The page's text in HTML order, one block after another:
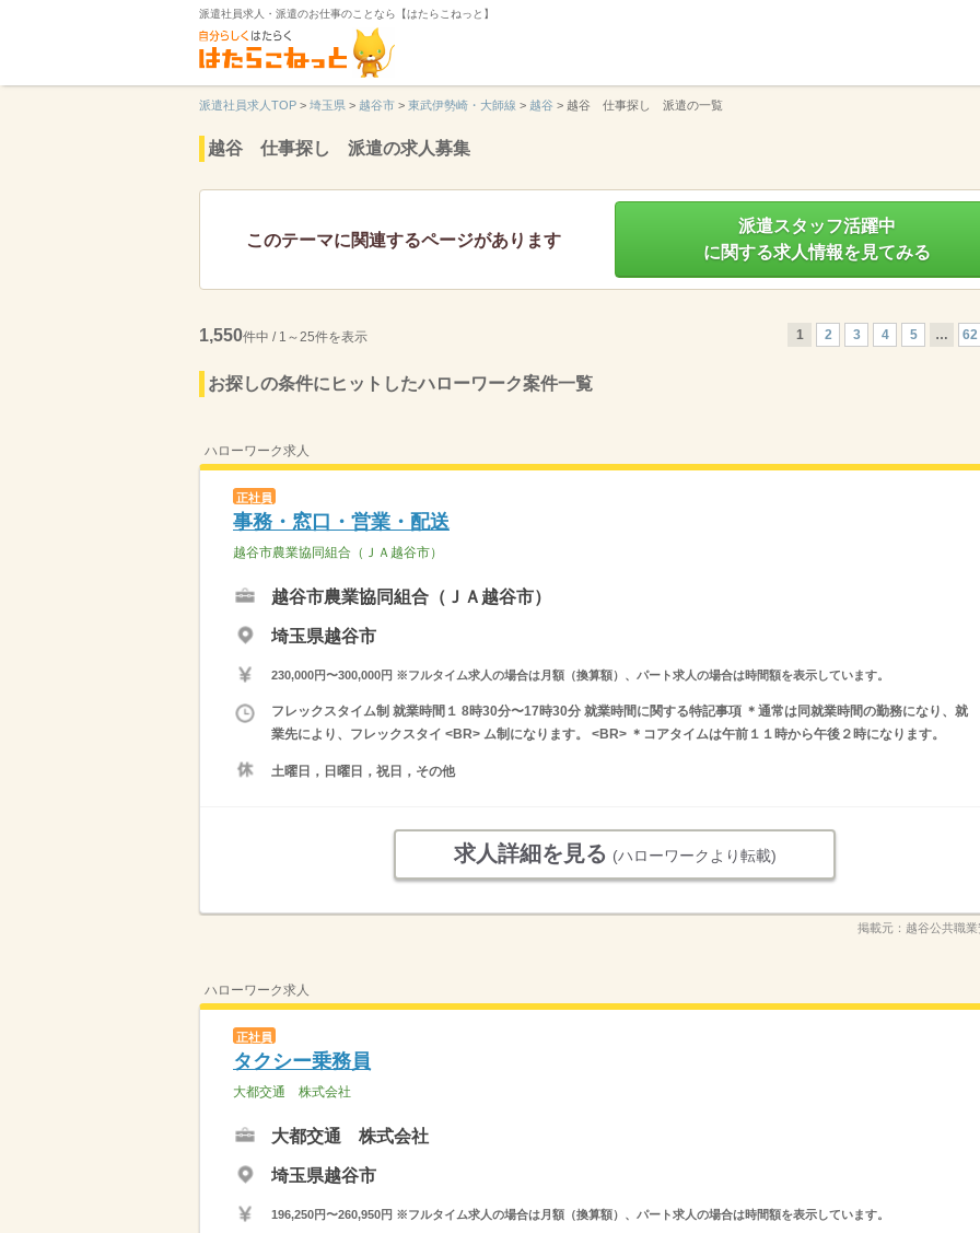
派遣社員求人・派遣のお仕事のことなら【はたらこねっと】
派遣社員求人TOP > 埼玉県 > 越谷市 > 東武伊勢崎・大師線 > 越谷 > 越谷 仕事探し 派遣の一覧
越谷 仕事探し 派遣の求人募集
このテーマに関連するページがあります
派遣スタッフ活躍中
に関する求人情報を見てみる
1,550件中 / 1～25件を表示 1 2 3 4 5 … 62
お探しの条件にヒットしたハローワーク案件一覧
ハローワーク求人
正社員
事務・窓口・営業・配送
越谷市農業協同組合（ＪＡ越谷市）
越谷市農業協同組合（ＪＡ越谷市）
埼玉県越谷市
230,000円〜300,000円 ※フルタイム求人の場合は月額（換算額）、パート求人の場合は時間額を表示しています。
フレックスタイム制 就業時間１ 8時30分〜17時30分 就業時間に関する特記事項 ＊通常は同就業時間の勤務になり、就
業先により、フレックスタイ <BR> ム制になります。 <BR> ＊コアタイムは午前１１時から午後２時になります。
土曜日，日曜日，祝日，その他
求人詳細を見る (ハローワークより転載)
掲載元： 越谷公共職
ハローワーク求人
正社員
タクシー乗務員
大都交通 株式会社
大都交通 株式会社
埼玉県越谷市
196,250円〜260,950円 ※フルタイム求人の場合は月額（換算額）、パート求人の場合は時間額を表示しています。